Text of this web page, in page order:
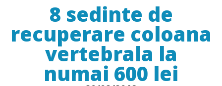
8 sedinte de
recuperare coloana
vertebrala la
numai 600 lei